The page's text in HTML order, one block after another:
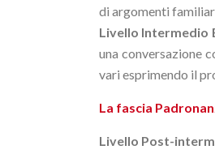
di argomenti
Livello Intermedio
una conversazione
vari esprimendo il
La fascia
Livello Post-